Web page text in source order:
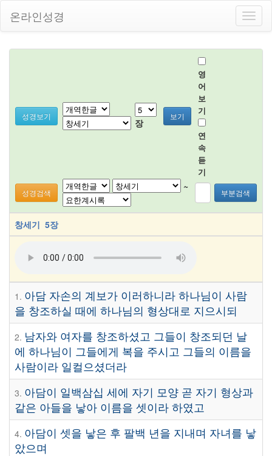
온라인성경
성경보기
장
보기
영
어
보
기
연
속
듣
기
성경검색
~
부분검색
창세기 5장
1. 아담 자손의 계보가 이러하니라 하나님이 사람
을 창조하실 때에 하나님의 형상대로 지으시되
2. 남자와 여자를 창조하셨고 그들이 창조되던 날
에 하나님이 그들에게 복을 주시고 그들의 이름을
사람이라 일컬으셨더라
3. 아담이 일백삼십 세에 자기 모양 곧 자기 형상과
같은 아들을 낳아 이름을 셋이라 하였고
4. 아담이 셋을 낳은 후 팔백 년을 지내며 자녀를 낳
았으며